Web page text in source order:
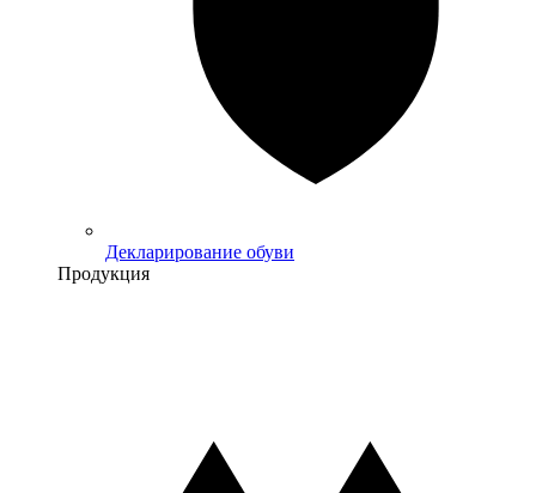
Декларирование обуви
Продукция